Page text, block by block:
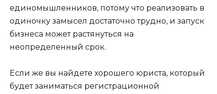
единомышленников, потому что реализовать в
одиночку замысел достаточно трудно, и запуск
бизнеса может растянуться на
неопределенный срок.
Если же вы найдете хорошего юриста, который
будет заниматься регистрационной